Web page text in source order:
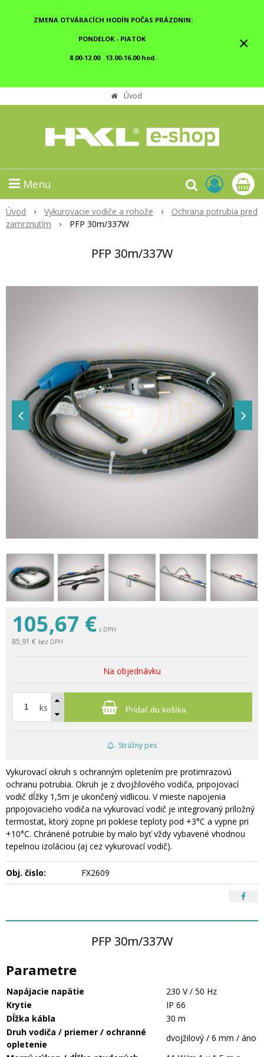
ZMENA OTVÁRACÍCH HODÍN POČAS PRÁZDNIN:
PONDELOK - PIATOK
8.00-12.00 13.00-16.00 hod.
×
Úvod
Menu
Úvod Vykurovacie vodiče a rohože
Ochrana potrubia pred
zamrznutím
PFP 30m/337W
PFP 30m/337W
105,67 € s DPH
85,91 € bez DPH
Na objednávku
ks Pridať do košíka
Strážny pes
Vykurovací okruh s ochranným opletením pre protimrazovú
ochranu potrubia. Okruh je z dvojžilového vodiča, pripojovací
vodič dĺžky 1,5m je ukončený vidlicou. V mieste napojenia
pripojovacieho vodiča na vykurovací vodič je integrovaný príložný
termostat, ktorý zopne pri poklese teploty pod +3°C a vypne pri
+10°C. Chránené potrubie by malo byť vždy vybavené vhodnou
tepelnou izoláciou (aj cez vykurovací vodič).
Obj. čislo: FX2609
PFP 30m/337W
Parametre
Napájacie napätie
230 V / 50 Hz
Krytie
IP 66
Dĺžka kábla
30 m
Druh vodiča / priemer / ochranné
opletenie
dvojžilový / 6 mm / áno